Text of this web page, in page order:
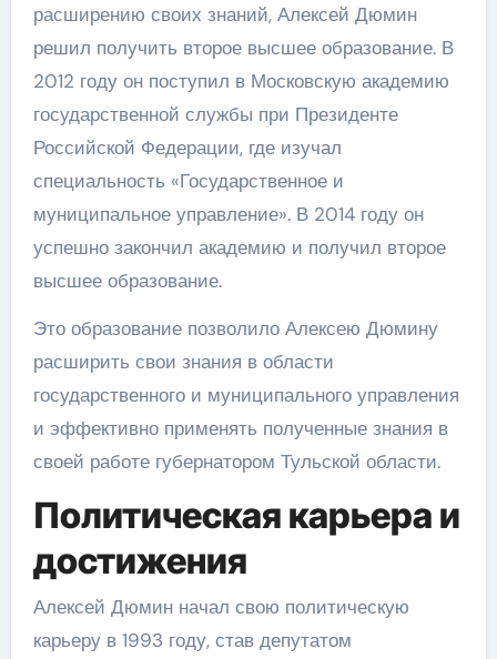
расширению своих знаний, Алексей Дюмин
решил получить второе высшее образование. В
2012 году он поступил в Московскую академию
государственной службы при Президенте
Российской Федерации, где изучал
специальность «Государственное и
муниципальное управление». В 2014 году он
успешно закончил академию и получил второе
высшее образование.
Это образование позволило Алексею Дюмину
расширить свои знания в области
государственного и муниципального управления
и эффективно применять полученные знания в
своей работе губернатором Тульской области.
Политическая карьера и
достижения
Алексей Дюмин начал свою политическую
карьеру в 1993 году, став депутатом